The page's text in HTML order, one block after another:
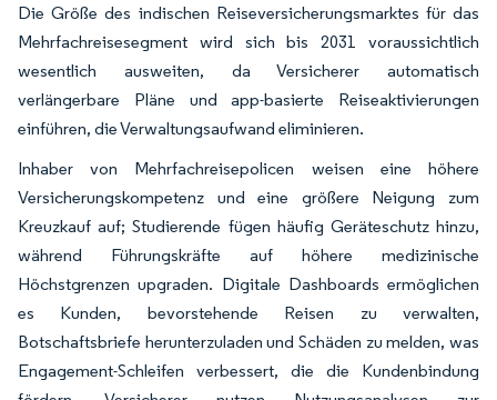
Die Größe des indischen Reiseversicherungsmarktes für das
Mehrfachreisesegment wird sich bis 2031 voraussichtlich
wesentlich ausweiten, da Versicherer automatisch
verlängerbare Pläne und app-basierte Reiseaktivierungen
einführen, die Verwaltungsaufwand eliminieren.
Inhaber von Mehrfachreisepolicen weisen eine höhere
Versicherungskompetenz und eine größere Neigung zum
Kreuzkauf auf; Studierende fügen häufig Geräteschutz hinzu,
während Führungskräfte auf höhere medizinische
Höchstgrenzen upgraden. Digitale Dashboards ermöglichen
es Kunden, bevorstehende Reisen zu verwalten,
Botschaftsbriefe herunterzuladen und Schäden zu melden, was
Engagement-Schleifen verbessert, die die Kundenbindung